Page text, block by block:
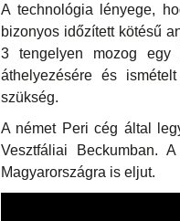
A technológia lényege,
bizonyos időzített kötésű
3 tengelyen mozog egy
áthelyezésére és
szükség.
A német Peri cég által
Vesztfáliai Beckumban.
Magyarországra is eljut.